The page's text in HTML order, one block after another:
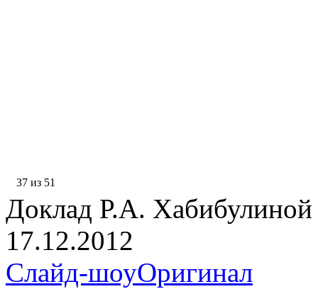
37 из 51
Доклад Р.А. Хабибулиной
17.12.2012
Слайд-шоуОригинал